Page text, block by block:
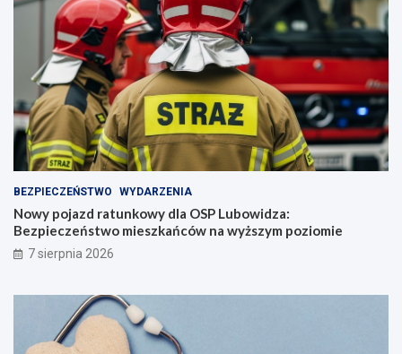
BEZPIECZEŃSTWO WYDARZENIA
Nowy pojazd ratunkowy dla OSP Lubowidza:
Bezpieczeństwo mieszkańców na wyższym poziomie
7 sierpnia 2026